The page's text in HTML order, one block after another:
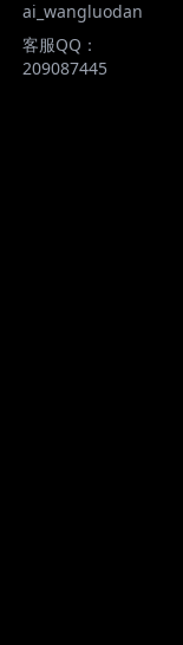
ai_wangluodan
客服QQ：
209087445